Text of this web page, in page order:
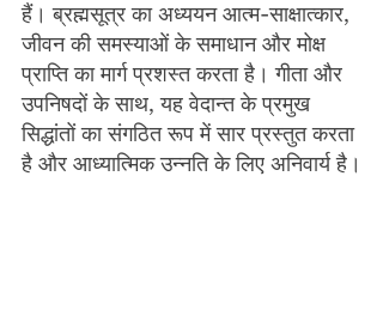
हैं। ब्रह्मसूत्र का अध्ययन आत्म-साक्षात्कार,
जीवन की समस्याओं के समाधान और मोक्ष
प्राप्ति का मार्ग प्रशस्त करता है। गीता और
उपनिषदों के साथ, यह वेदान्त के प्रमुख
सिद्धांतों का संगठित रूप में सार प्रस्तुत करता
है और आध्यात्मिक उन्नति के लिए अनिवार्य है।